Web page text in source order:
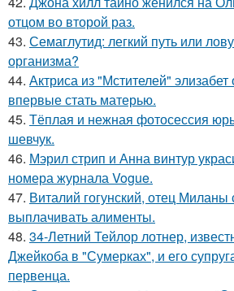
отцом во второй раз.
43. Семаглутид: легкий путь или
организма?
44. Актриса из "Мстителей" элизабет
впервые стать матерью.
45. Тёплая и нежная фотосессия
шевчук.
46. Мэрил стрип и Анна винтур
номера журнала Vogue.
47. Виталий гогунский, отец Миланы
выплачивать алименты.
48. 34-Летний Тейлор лотнер,
Джейкоба в "Сумерках", и его
первенца.